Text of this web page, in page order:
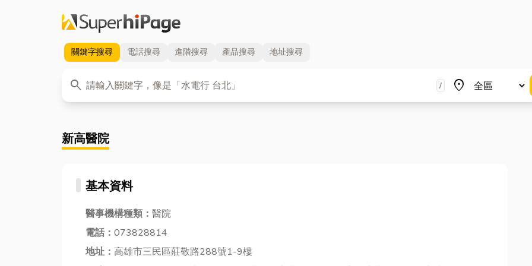
關鍵字搜尋 電話搜尋 進階搜尋 產品搜尋 地址搜尋
search
關鍵字 / place
地區
新高醫院
基本資料
醫事機構種類： 醫院
電話： 073828814
地址： 高雄市三民區莊敬路288號1-9樓